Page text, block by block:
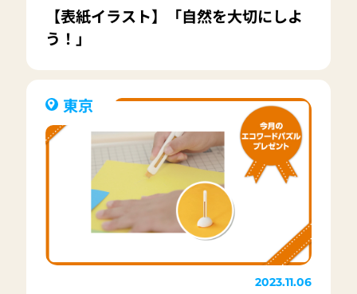
【表紙イラスト】「自然を大切にしよ
う！」
東京
2023.11.06